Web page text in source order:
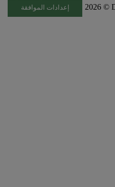
إعدادات الموافقة 2026 ©